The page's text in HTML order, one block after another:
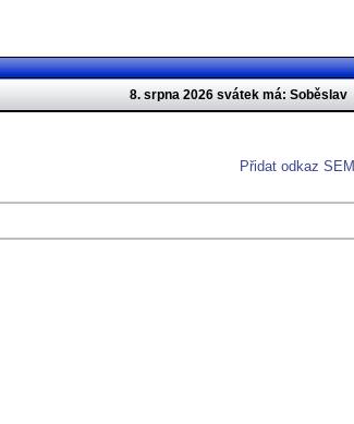
8. srpna 2026 svátek má: Soběslav
Přidat odkaz SEM